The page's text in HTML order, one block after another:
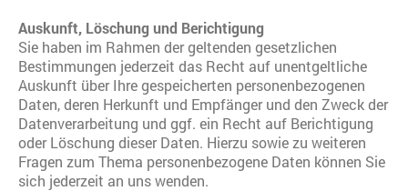
Auskunft, Löschung und Berichtigung
Sie haben im Rahmen der geltenden gesetzlichen
Bestimmungen jederzeit das Recht auf unentgeltliche
Auskunft über Ihre gespeicherten personenbezogenen
Daten, deren Herkunft und Empfänger und den Zweck der
Datenverarbeitung und ggf. ein Recht auf Berichtigung
oder Löschung dieser Daten. Hierzu sowie zu weiteren
Fragen zum Thema personenbezogene Daten können Sie
sich jederzeit an uns wenden.